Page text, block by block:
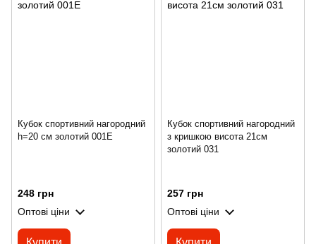
Кубок спортивний нагородний
h=20 см золотий 001Е
248 грн
Оптові ціни
Кубок спортивний нагородний
з кришкою висота 21см
золотий 031
257 грн
Оптові ціни